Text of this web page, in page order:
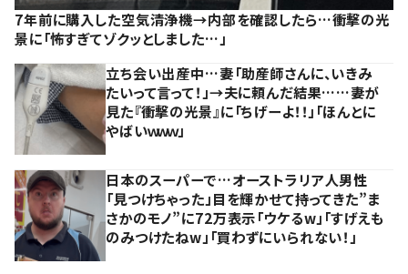
7年前に購入した空気清浄機→内部を確認したら…衝撃の光
景に「怖すぎてゾクッとしました…」
立ち会い出産中…妻「助産師さんに、いきみ
たいって言って！」→夫に頼んだ結果……妻が
見た『衝撃の光景』に「ちげーよ！！」「ほんとに
やばいｗｗｗ」
日本のスーパーで…オーストラリア人男性
「見つけちゃった」目を輝かせて持ってきた”ま
さかのモノ”に72万表示「ウケるw」「すげえも
のみつけたねw」「買わずにいられない！」